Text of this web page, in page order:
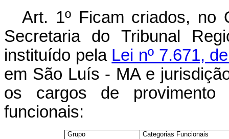
Art. 1º Ficam criados, no
Secretaria do Tribunal
instituído pela Lei nº 7.671,
em São Luís - MA e
os cargos de provimento
funcionais:
Grupo
Categorias Funcionais